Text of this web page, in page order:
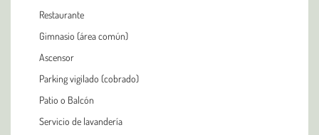
Restaurante
Gimnasio (área común)
Ascensor
Parking vigilado (cobrado)
Patio o Balcón
Servicio de lavandería